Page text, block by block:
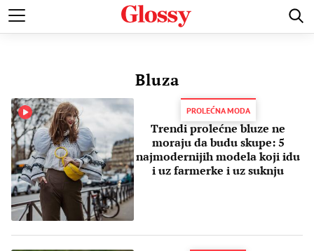
POZNATI MODA I LEPOTA ZDRAVI I SREĆNI LJUBAV
Bluza
PROLEĆNA MODA
Trendi prolećne bluze ne
moraju da budu skupe: 5
najmodernijih modela koji idu
i uz farmerke i uz suknju